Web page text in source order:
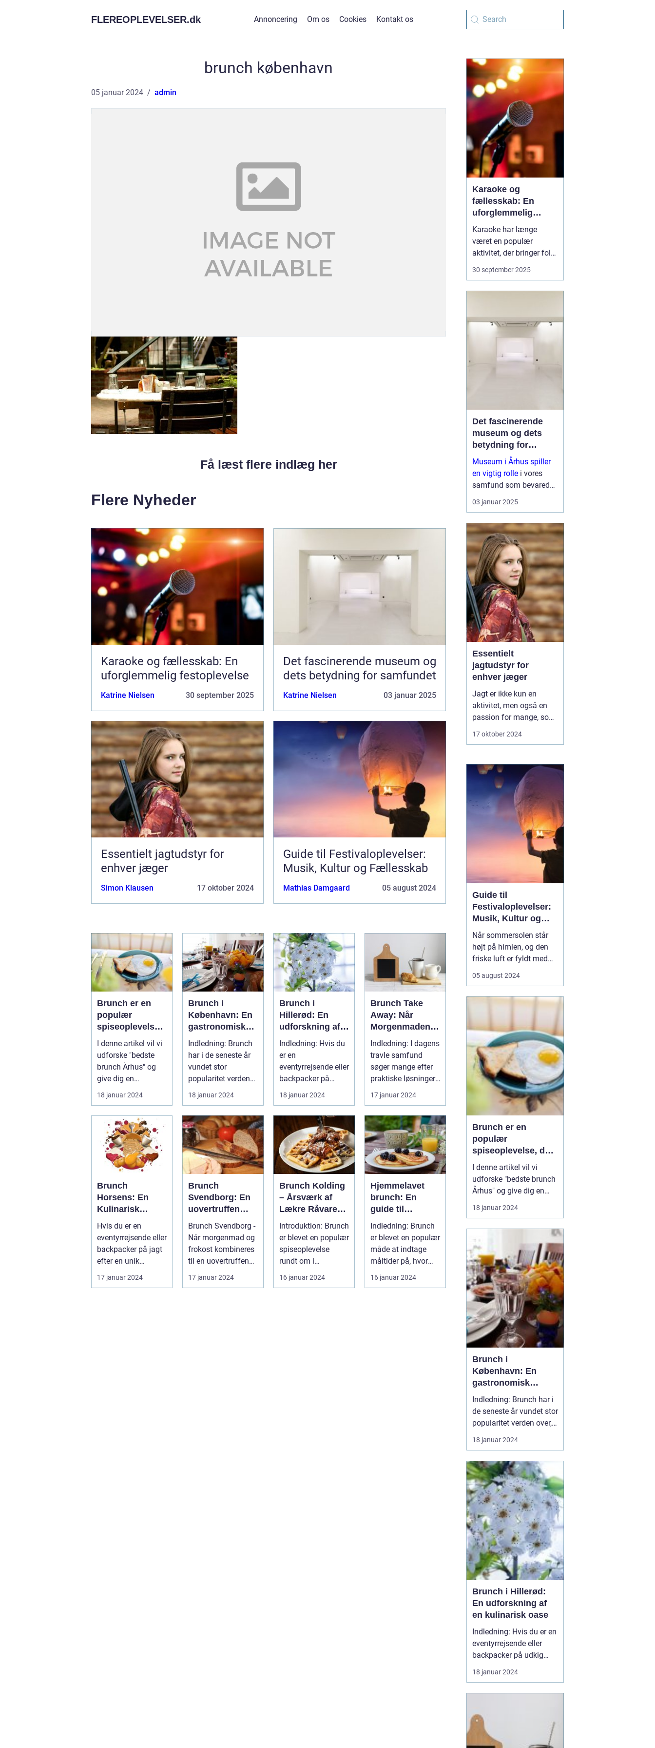
FLEREOPLEVELSER.dk Annoncering Om os Cookies Kontakt os
brunch københavn
05 januar 2024 admin
Få læst flere indlæg her
Flere Nyheder
Karaoke og fællesskab: En
uforglemmelig festoplevelse
Katrine Nielsen 30 september 2025
Det fascinerende museum og
dets betydning for samfundet
Katrine Nielsen 03 januar 2025
Essentielt jagtudstyr for
enhver jæger
Simon Klausen 17 oktober 2024
Guide til Festivaloplevelser:
Musik, Kultur og Fællesskab
Mathias Damgaard 05 august 2024
Brunch er en
populær
spiseoplevelse,
der kombinerer
det bedste fra
morgenmad og
frokost i én
måltid
I denne artikel vil vi
udforske "bedste
brunch Århus" og
give dig en
dybdegående
præsentation af
den...
18 januar 2024
Brunch i
København: En
gastronomisk
oplevelse til
eventyrrejsende
og backpackere
Indledning: Brunch
har i de seneste år
vundet stor
popularitet verden
over, og København
har ikke un...
18 januar 2024
Brunch i
Hillerød: En
udforskning af
en kulinarisk
Indledning: Hvis du
er en
eventyrrejsende eller
backpacker på
udkig efter en
uforglemmelig
gastronom...
18 januar 2024
Brunch Take
Away: Når
Morgenmaden
Bliver Mobil
Indledning: I dagens
travle samfund
søger mange efter
praktiske løsninger,
der giver dem
mulighed fo...
17 januar 2024
Brunch
Horsens: En
Kulinarisk
Oplevelse i Det
Centrale Jylland
Hvis du er en
eventyrrejsende eller
backpacker på jagt
efter en unik
kulinarisk oplevelse
i Det Cent...
17 januar 2024
Brunch
Svendborg: En
uovertruffen
oplevelse for
eventyrrejsende
og backpackere
Brunch Svendborg -
Når morgenmad og
frokost kombineres
til en uovertruffen
smagsoplevelse
Introduk...
17 januar 2024
Brunch Kolding
– Årsværk af
Lækre Råvarer
og Kokkerier
Introduktion: Brunch
er blevet en populær
spiseoplevelse
rundt om i
Danmark, og
Kolding er ingen
16 januar 2024
Hjemmelavet
brunch: En
guide til
morgenmadens
fornøjelse
Indledning: Brunch
er blevet en populær
måde at indtage
måltider på, hvor
det bedste fra både
morgen...
16 januar 2024
Karaoke og
fællesskab: En
uforglemmelig
festoplevelse
Karaoke har længe
været en populær
aktivitet, der bringer folk
sammen gennem sang
og musik. Det er ikke kun
skabe minder og styrke
båndene mellem
30 september 2025
Det fascinerende
museum og dets
betydning for
samfundet
Museum i Århus spiller
en vigtig rolle i vores
samfund som bevarede
skatte af kultur, historie
og natur. De fungerer
og er brobyggere mellem
fortid...
03 januar 2025
Essentielt
jagtudstyr for
enhver jæger
Jagt er ikke kun en
aktivitet, men også en
passion for mange, som
kræver det rette udstyr
oplevelse. Gennem tiden
har jagtudstyret udviklet
sig med teknologi og
innovation, hvilket giv...
17 oktober 2024
Guide til
Festivaloplevelser:
Musik, Kultur og
Fællesskab
Når sommersolen står
højt på himlen, og den
friske luft er fyldt med
ved vi, at festivaltiden er
ikke bare en begivenhed,
sammensmeltning af
musik, kunst, kultur og
ikke mi...
05 august 2024
Brunch er en
populær
spiseoplevelse, der
kombinerer det
bedste fra
morgenmad og
frokost i én måltid
I denne artikel vil vi
udforske "bedste brunch
Århus" og give dig en
dybdegående
præsentation af denne
oplevelse, der vil gøre
enhver eventyrrejsende
og backpacker ivrig efter
at udforske Århus'
brunchscene. "Bedste
brunch Århus" er et...
18 januar 2024
Brunch i
København: En
gastronomisk
oplevelse til
eventyrrejsende og
backpackere
Indledning: Brunch har i
de seneste år vundet stor
popularitet verden over,
og København har ikke
undladt at deltage i
Med sin unikke
kombination af
morgenmad og frokost,
tilbyder brunch en
fantastisk mulighed for
at starte dagen...
18 januar 2024
Brunch i Hillerød:
En udforskning af
en kulinarisk oase
Indledning: Hvis du er en
eventyrrejsende eller
backpacker på udkig
efter en uforglemmelig
gastronomisk oplevelse,
charmerende byområde i
den smukke
Nordsjælland-region i
18 januar 2024